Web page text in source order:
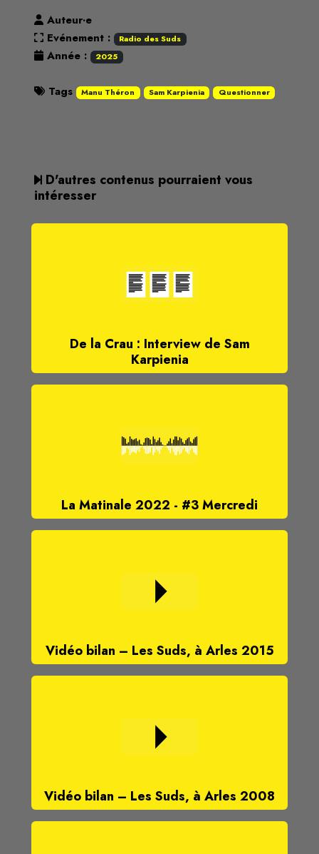
Auteur·e
Evénement :
Radio des Suds
Année : 2025
Tags Manu Théron Sam Karpienia Questionner
D'autres contenus pourraient vous
intéresser
De la Crau : Interview de Sam
Karpienia
La Matinale 2022 - #3 Mercredi
Vidéo bilan – Les Suds, à Arles 2015
Vidéo bilan – Les Suds, à Arles 2008